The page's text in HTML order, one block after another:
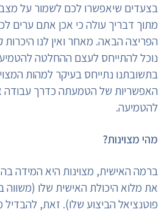
בצעדים שיאפשרו לכם לשמור על
מתוך דבריך עולה כי אכן אתם ערים
הפריצה הבאה. מאחר ואין לנו
נוכל להתייחס לעצם ההחלטה
בתשובתנו נתייחס בעיקר למהות
האפשריות של הטמעתה כדרך עבודה
להטמיעה.
מהי מצוינות?
ברמה האישית, מצוינות היא המידה
את מלוא היכולת האישית שלו (משווה
פוטנציאל הביצוע שלו). זאת, להבדיל